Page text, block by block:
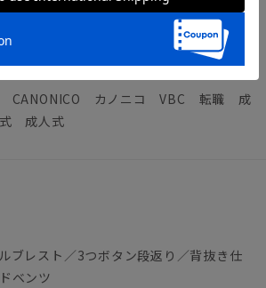
着るシーンや着こなしにお悩みの方は...
の着こなし術｜ビジネスシーンにおすす
ご紹介
CANONICO カノニコ VBC 転職 成
成人式
ブレスト／3つボタン段返り／背抜き仕
ベンツ